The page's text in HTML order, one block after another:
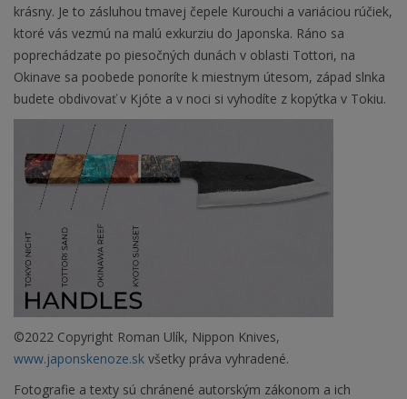
krásny. Je to zásluhou tmavej čepele Kurouchi a variáciou rúčiek,
ktoré vás vezmú na malú exkurziu do Japonska. Ráno sa
poprechádzate po piesočných dunách v oblasti Tottori, na
Okinave sa poobede ponoríte k miestnym útesom, západ slnka
budete obdivovať v Kjóte a v noci si vyhodíte z kopýtka v Tokiu.
©2022 Copyright Roman Ulík, Nippon Knives,
www.japonskenoze.sk všetky práva vyhradené.
Fotografie a texty sú chránené autorským zákonom a ich